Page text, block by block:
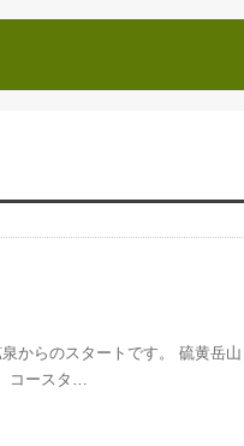
らのスタートです。 硫黄岳山
コースタ…